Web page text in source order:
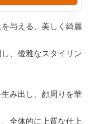
与える、美しく綺麗
、優雅なスタイリン
み出し、顔周りを華
全体的に上質な仕上